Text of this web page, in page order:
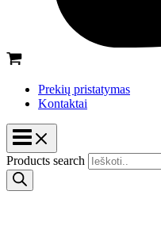
Prekių pristatymas
Kontaktai
Products search